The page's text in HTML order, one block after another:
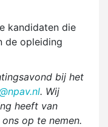
kandidaten die
de opleiding
bij het
. Wij
heeft van
op te nemen.